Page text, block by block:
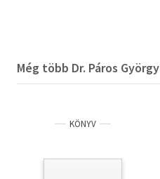
Még több Dr. Páros György
KÖNYV